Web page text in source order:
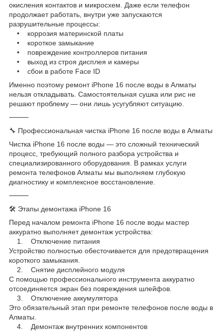
окисления контактов и микросхем. Даже если телефон
продолжает работать, внутри уже запускаются
разрушительные процессы:
• коррозия материнской платы
• короткое замыкание
• повреждение контроллеров питания
• выход из строя дисплея и камеры
• сбои в работе Face ID
Именно поэтому ремонт iPhone 16 после воды в Алматы
нельзя откладывать. Самостоятельная сушка или рис не
решают проблему — они лишь усугубляют ситуацию.
⸻
🔧 Профессиональная чистка iPhone 16 после воды в Алматы
Чистка iPhone 16 после воды — это сложный технический
процесс, требующий полного разбора устройства и
специализированного оборудования. В рамках услуги
ремонта телефонов Алматы мы выполняем глубокую
диагностику и комплексное восстановление.
⸻
🛠️ Этапы демонтажа iPhone 16
Перед началом ремонта iPhone 16 после воды мастер
аккуратно выполняет демонтаж устройства:
1. Отключение питания
Устройство полностью обесточивается для предотвращения
короткого замыкания.
2. Снятие дисплейного модуля
С помощью профессионального инструмента аккуратно
отсоединяется экран без повреждения шлейфов.
3. Отключение аккумулятора
Это обязательный этап при ремонте телефонов после воды в
Алматы.
4. Демонтаж внутренних компонентов